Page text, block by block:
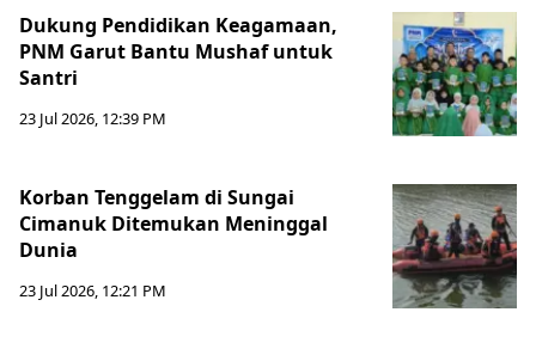
Dukung Pendidikan Keagamaan,
PNM Garut Bantu Mushaf untuk
Santri
23 Jul 2026, 12:39 PM
Korban Tenggelam di Sungai
Cimanuk Ditemukan Meninggal
Dunia
23 Jul 2026, 12:21 PM